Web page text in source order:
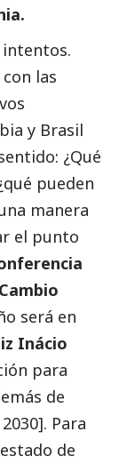
intentos.
las
y Brasil
¿Qué
pueden
manera
el punto
será en
Inácio
para
de
Para
de